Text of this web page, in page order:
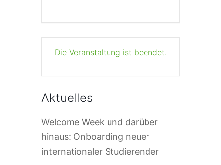
Die Veranstaltung ist beendet.
Aktuelles
Welcome Week und darüber
hinaus: Onboarding neuer
internationaler Studierender